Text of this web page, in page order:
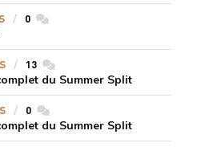
0commentaires
13commentaires
du Summer Split
0commentaires
du Summer Split